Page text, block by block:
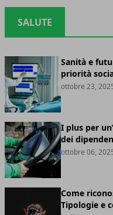
SALUTE
Sanità e
priorità
ottobre 23,
I plus per
dei
ottobre 06,
Come
Tipologie e